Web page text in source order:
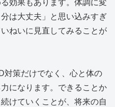
効果もあります。体調に変
は大丈夫」と思い込みすぎ
ねいに見直してみることが
対策だけでなく、心と体の
になります。できることか
けていくことが、将来の自